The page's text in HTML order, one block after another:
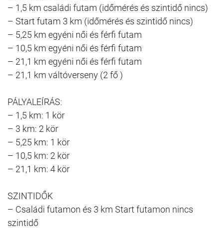
– 1,5 km családi futam (időmérés és szintidő nincs)
– Start futam 3 km (időmérés és szintidő nincs)
– 5,25 km egyéni női és férfi futam
– 10,5 km egyéni női és férfi futam
– 21,1 km egyéni női és férfi futam
– 21,1 km váltóverseny (2 fő )
PÁLYALEÍRÁS:
– 1,5 km: 1 kör
– 3 km: 2 kör
– 5,25 km: 1 kör
– 10,5 km: 2 kör
– 21,1 km: 4 kör
SZINTIDŐK
– Családi futamon és 3 km Start futamon nincs
szintidő